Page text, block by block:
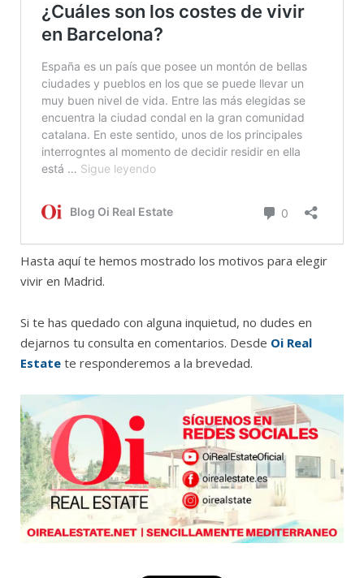
Hasta aquí te hemos mostrado los motivos para elegir
vivir en Madrid.
Si te has quedado con alguna inquietud, no dudes en
dejarnos tu consulta en comentarios. Desde Oi Real
Estate te responderemos a la brevedad.